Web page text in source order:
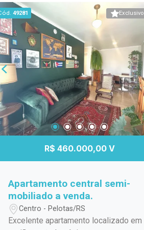
poucos minutos de casa Ideal para
morar com qualidade ou investir com
segurança. Entre em contato e agende
uma visita!
Exclusivo
49281
R$ 460.000,00 V
Apartamento central semi-
mobiliado a venda.
Centro - Pelotas/RS
Excelente apartamento localizado em